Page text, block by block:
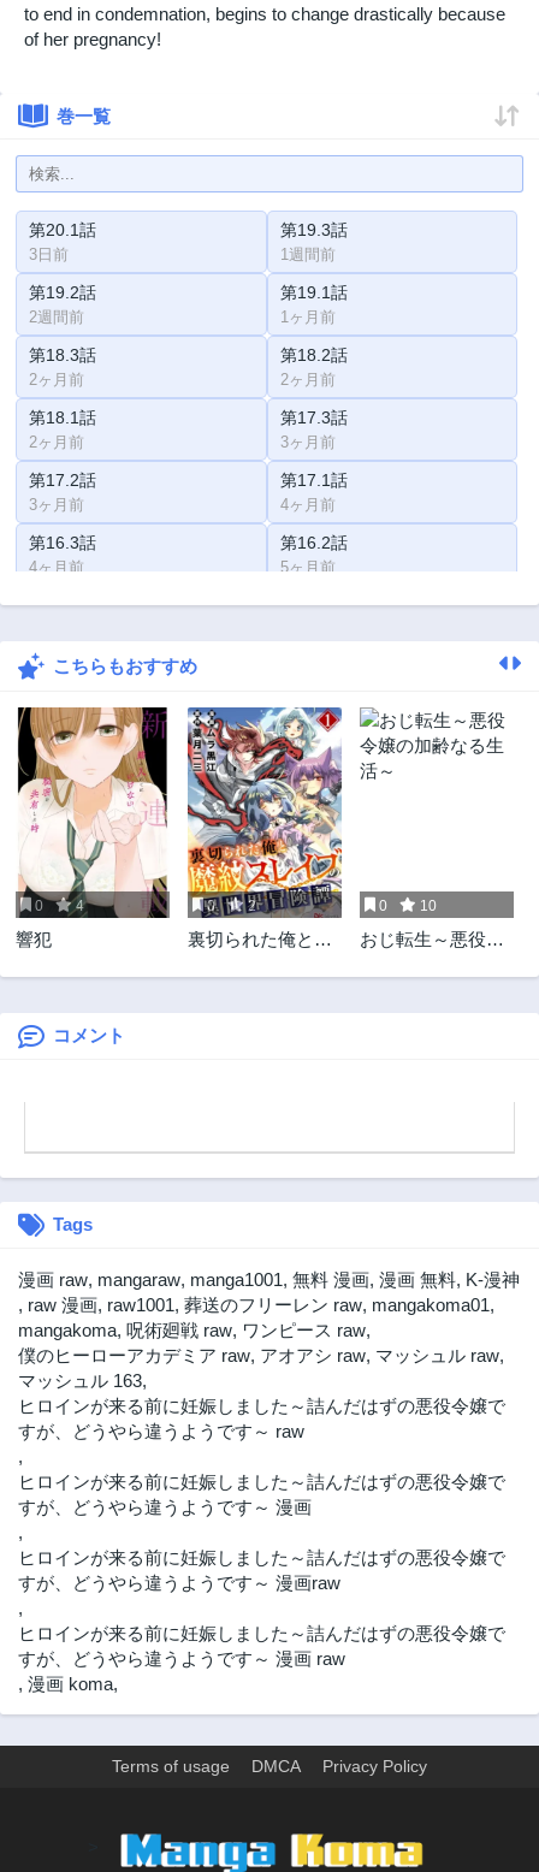
to end in condemnation, begins to change drastically because
of her pregnancy!
巻一覧
第20.1話
3日前
第19.3話
1週間前
第19.2話
2週間前
第19.1話
1ヶ月前
第18.3話
2ヶ月前
第18.2話
2ヶ月前
第18.1話
2ヶ月前
第17.3話
3ヶ月前
第17.2話
3ヶ月前
第17.1話
4ヶ月前
第16.3話
4ヶ月前
第16.2話
5ヶ月前
第16.1話 第15.3話
第15.2話
第14.3話
7ヶ月前
第14.2話
7ヶ月前
第14.1話
7ヶ月前
第13.3話
7ヶ月前
第13.2話
8ヶ月前
第13.1話
8ヶ月前
第12.3話
8ヶ月前
第12.2話
9ヶ月前
第12.1話 第11.3話
第11.2話
第9.2話
第8.3話
1年前
第8.2話
1年前
第8.1話
1年前
第7.3話
第7.2話
1年前
第7.1話
1年前
第6.3話
1年前
第6.2話
1年前
1年前 1年前
1年前 2年前
第4.3話
2年前
第4.2話
第1話
こちらもおすすめ
0 4
響犯
0 2
裏切られた俺と魔
0 10
おじ転生～悪役令
コメント
Tags
漫画 raw, mangaraw, manga1001, 無料 漫画, 漫画 無料, K-漫神
, raw 漫画, raw1001, 葬送のフリーレン raw, mangakoma01,
mangakoma, 呪術廻戦 raw, ワンピース raw,
僕のヒーローアカデミア raw, アオアシ raw, マッシュル raw,
マッシュル 163,
ヒロインが来る前に妊娠しました～詰んだはずの悪役令嬢で
すが、どうやら違うようです～ raw
,
ヒロインが来る前に妊娠しました～詰んだはずの悪役令嬢で
すが、どうやら違うようです～ 漫画
,
ヒロインが来る前に妊娠しました～詰んだはずの悪役令嬢で
すが、どうやら違うようです～ 漫画raw
,
ヒロインが来る前に妊娠しました～詰んだはずの悪役令嬢で
すが、どうやら違うようです～ 漫画 raw
, 漫画 koma,
Terms of usage DMCA Privacy Policy